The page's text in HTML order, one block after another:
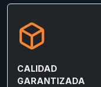
CALIDAD
GARANTIZADA